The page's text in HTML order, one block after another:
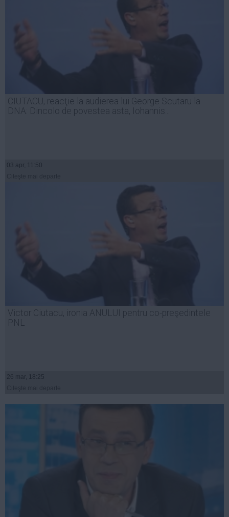
CIUTACU, reacţie la audierea lui George Scutaru la
DNA: Dincolo de povestea asta, Iohannis...
03 apr, 11:50
Victor Ciutacu, ironia ANULUI pentru co-preşedintele
PNL
26 mar, 18:25